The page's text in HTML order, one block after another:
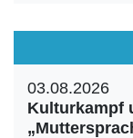
03.08.2026
Kulturkampf